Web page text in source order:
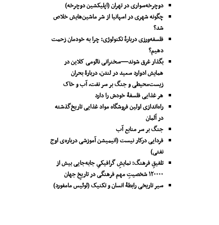
دوچرخه‌سواری در تهران (اپلیکشین دوچرخه)
چگونه شهری در اسپانیا از شر ماشین‌هایش خلاص
شد؟
فلسفه‌ورزی دربارهٔ تکنولوژی: چرا به خودمان زحمت
دهیم؟
بگذار غرق شوند—سخنرانی نائومی کلاین در
همایش ادوارد سعید در لندن، دربارۀ بحران
زیست‌محیطی و جنگ بر سر نفت، آب و خاک
هر غذایی فلسفۀ خودش را دارد
راه‌اندازی اولین فروشگاه مواد غذایی تاریخ‌گذشته
در آلمان
جنگ بر سر منابع آب
فردایی درکار نیست (انیمیشن آموزشی درباره‌ی اوج
نفتی)
تلفیقِ فرهنگ: نمایشِ گرافیکیِ جا‌به‌جایی بیش از
۱۲۰۰۰۰ شخصیتِ مهم فرهنگی در تاریخِ جهان
سیر تاریخی رابطۀ انسان و تکنیک (لوئیس مامفورد)